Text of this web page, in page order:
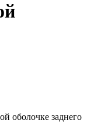
оболочке заднего